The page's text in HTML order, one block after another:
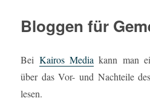
Bloggen für
Bei Kairos Media kann man
über das Vor- und Nachteile
lesen.